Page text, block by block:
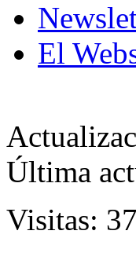
El
Última
Visitas: